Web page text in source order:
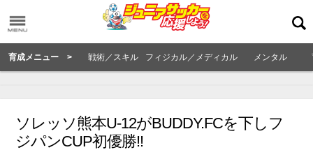
育成メニュー > 戦術／スキル フィジカル／メディカル メンタル
ソレッソ熊本U-12がBUDDY.FCを下しフ
ジパンCUP初優勝!!